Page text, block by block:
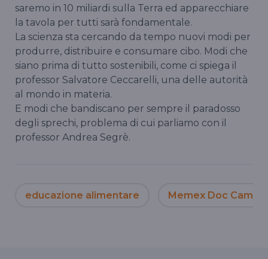
saremo in 10 miliardi sulla Terra ed apparecchiare
la tavola per tutti sarà fondamentale.
La scienza sta cercando da tempo nuovi modi per
produrre, distribuire e consumare cibo. Modi che
siano prima di tutto sostenibili, come ci spiega il
professor Salvatore Ceccarelli, una delle autorità
al mondo in materia.
E modi che bandiscano per sempre il paradosso
degli sprechi, problema di cui parliamo con il
professor Andrea Segrè.
educazione alimentare Memex Doc